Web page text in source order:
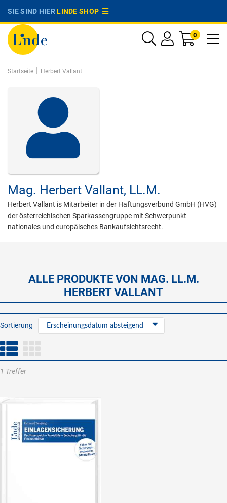
SIE SIND HIERLINDE SHOP
0
Startseite | Herbert Vallant
Mag. Herbert Vallant, LL.M.
Herbert Vallant is Mitarbeiter in der Haftungsverbund GmbH (HVG)
der österreichischen Sparkassengruppe mit Schwerpunkt
nationales und europäisches Bankaufsichtsrecht.
ALLE PRODUKTE VON MAG. LL.M.
HERBERT VALLANT
Sortierung Erscheinungsdatum absteigend
1 Treffer